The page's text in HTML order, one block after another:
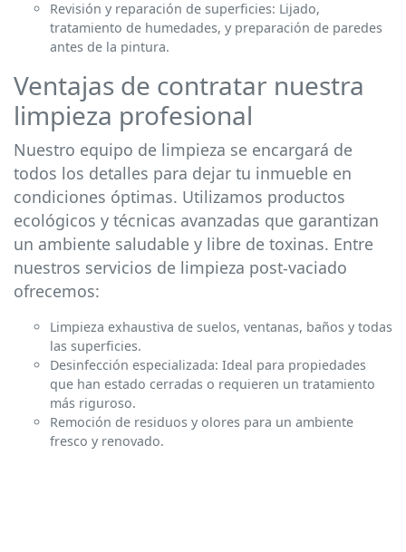
Revisión y reparación de superficies: Lijado,
tratamiento de humedades, y preparación de paredes
antes de la pintura.
Ventajas de contratar nuestra
limpieza profesional
Nuestro equipo de limpieza se encargará de
todos los detalles para dejar tu inmueble en
condiciones óptimas. Utilizamos productos
ecológicos y técnicas avanzadas que garantizan
un ambiente saludable y libre de toxinas. Entre
nuestros servicios de limpieza post-vaciado
ofrecemos:
Limpieza exhaustiva de suelos, ventanas, baños y todas
las superficies.
Desinfección especializada: Ideal para propiedades
que han estado cerradas o requieren un tratamiento
más riguroso.
Remoción de residuos y olores para un ambiente
fresco y renovado.